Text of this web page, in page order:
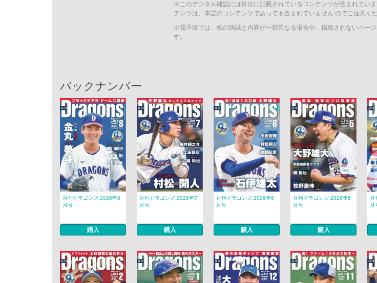
※このデジタル雑誌には目次に記載されているコンテンツが含まれてい
テンツは、本誌のコンテンツであっても含まれていません のでご注意くだ
※電子版では、紙の雑誌と内容が一部異なる場合や、掲載されないペー
す。
バックナンバー
月刊ドラゴンズ 2026年8
月号
購入
月刊ドラゴンズ 2026年7
月号
購入
月刊ドラゴンズ 2026年6
月号
購入
月刊ドラゴンズ 2026年5
月号
購入
月
月